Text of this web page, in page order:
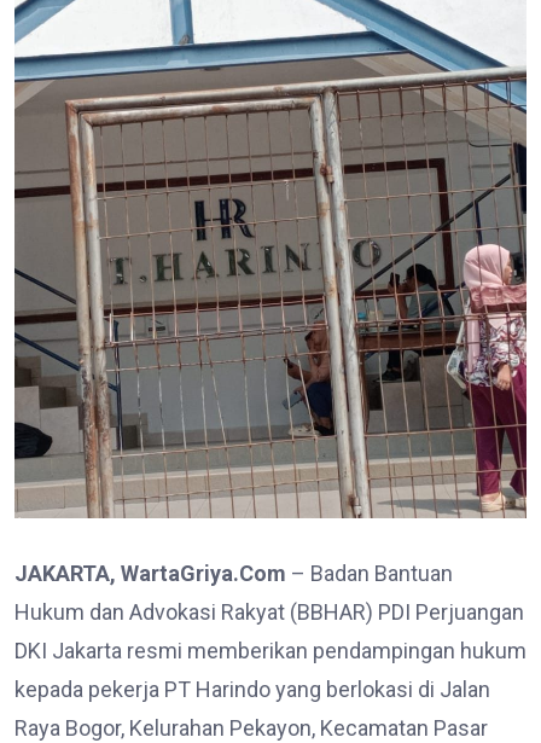
JAKARTA, WartaGriya.Com – Badan Bantuan
Hukum dan Advokasi Rakyat (BBHAR) PDI Perjuangan
DKI Jakarta resmi memberikan pendampingan hukum
kepada pekerja PT Harindo yang berlokasi di Jalan
Raya Bogor, Kelurahan Pekayon, Kecamatan Pasar